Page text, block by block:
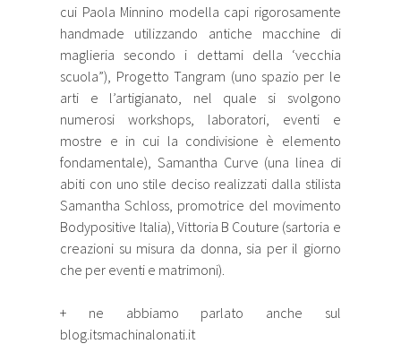
cui Paola Minnino modella capi rigorosamente
handmade utilizzando antiche macchine di
maglieria secondo i dettami della ‘vecchia
scuola”), Progetto Tangram (uno spazio per le
arti e l’artigianato, nel quale si svolgono
numerosi workshops, laboratori, eventi e
mostre e in cui la condivisione è elemento
fondamentale), Samantha Curve (una linea di
abiti con uno stile deciso realizzati dalla stilista
Samantha Schloss, promotrice del movimento
Bodypositive Italia), Vittoria B Couture (sartoria e
creazioni su misura da donna, sia per il giorno
che per eventi e matrimoni).
+ ne abbiamo parlato anche sul
blog.itsmachinalonati.it